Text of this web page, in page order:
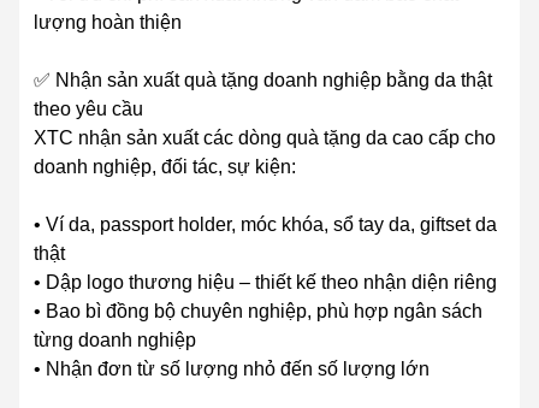
lượng hoàn thiện
✅ Nhận sản xuất quà tặng doanh nghiệp bằng da thật
theo yêu cầu
XTC nhận sản xuất các dòng quà tặng da cao cấp cho
doanh nghiệp, đối tác, sự kiện:
• Ví da, passport holder, móc khóa, sổ tay da, giftset da
thật
• Dập logo thương hiệu – thiết kế theo nhận diện riêng
• Bao bì đồng bộ chuyên nghiệp, phù hợp ngân sách
từng doanh nghiệp
• Nhận đơn từ số lượng nhỏ đến số lượng lớn